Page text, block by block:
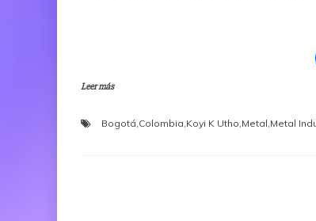
Leer más
Bogotá Colombia Koyi K Utho Metal Metal